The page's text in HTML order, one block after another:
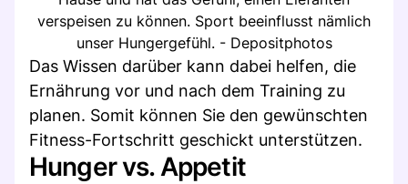
verspeisen zu können. Sport beeinflusst nämlich
unser Hungergefühl. - Depositphotos
Das Wissen darüber kann dabei helfen, die
Ernährung vor und nach dem Training zu
planen. Somit können Sie den gewünschten
Fitness-Fortschritt geschickt unterstützen.
Hunger vs. Appetit